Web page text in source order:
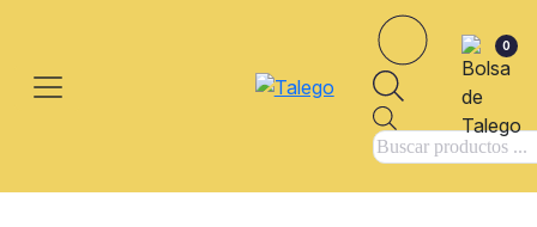
Búsqueda
de
0